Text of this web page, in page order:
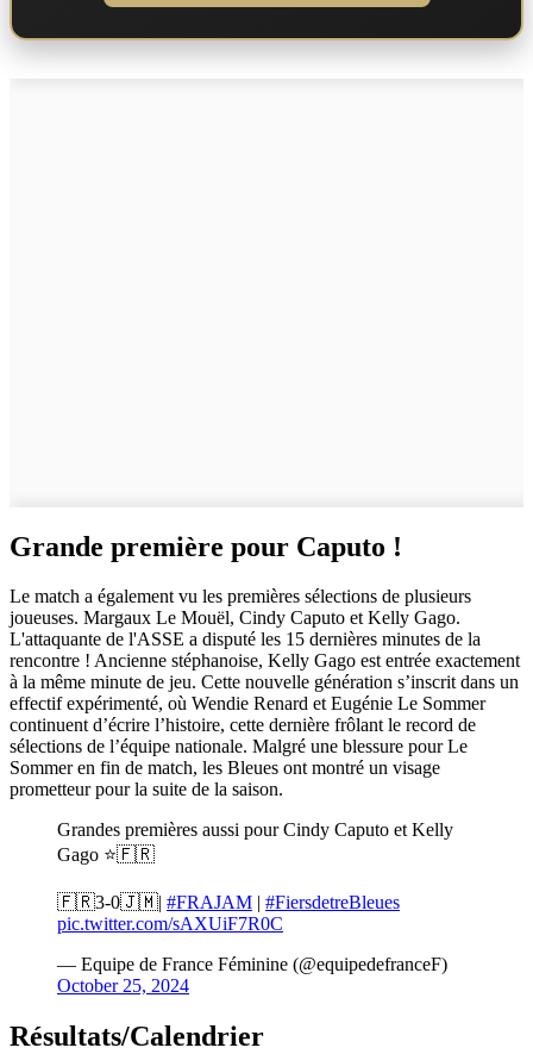
Grande première pour Caputo !
Le match a également vu les premières sélections de plusieurs
joueuses. Margaux Le Mouël, Cindy Caputo et Kelly Gago.
L'attaquante de l'ASSE a disputé les 15 dernières minutes de la
rencontre ! Ancienne stéphanoise, Kelly Gago est entrée exactement
à la même minute de jeu. Cette nouvelle génération s’inscrit dans un
effectif expérimenté, où Wendie Renard et Eugénie Le Sommer
continuent d’écrire l’histoire, cette dernière frôlant le record de
sélections de l’équipe nationale. Malgré une blessure pour Le
Sommer en fin de match, les Bleues ont montré un visage
prometteur pour la suite de la saison.
Grandes premières aussi pour Cindy Caputo et Kelly
Gago ⭐️🇫🇷
🇫🇷3-0🇯🇲| #FRAJAM | #FiersdetreBleues
pic.twitter.com/sAXUiF7R0C
— Equipe de France Féminine (@equipedefranceF)
October 25, 2024
Résultats/Calendrier